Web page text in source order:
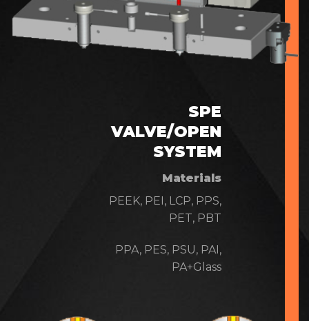
SPE
VALVE/OPEN
SYSTEM
Materials
PEEK, PEI, LCP, PPS,
PET, PBT
PPA, PES, PSU, PAI,
PA+Glass